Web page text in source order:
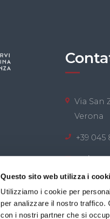
Questo sito web utilizza i
Utilizziamo i cookie per
per analizzare il nostro traffico.
con i nostri partner che si
Via San
Verona
+39 045
Congregazione Poveri
Codice